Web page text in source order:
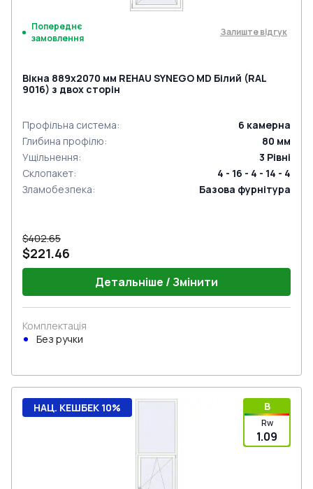
Попереднє
замовлення
Залиште відгук
Вікна 889x2070 мм REHAU SYNEGO MD Білий (RAL
9016) з двох сторін
Профільна система: 6 камерна
Глибина профілю: 80 мм
Ущільнення: 3 Рівні
Склопакет:
4 - 16 - 4 - 14 - 4
Зламобезпека: Базова фурнітура
$402.65
$221.46
Детальніше / Змінити
Комплектація
Без ручки
B
Rw
1.09
НАЦ. КЕШБЕК 10%